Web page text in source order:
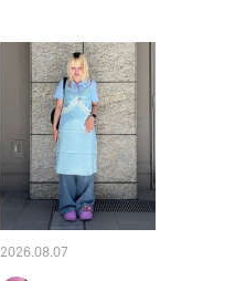
2026.08.07